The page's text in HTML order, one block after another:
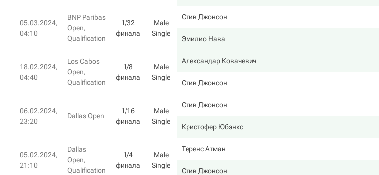
05.03.2024,
04:10
BNP Paribas
Open,
Qualification
1/32
финала
Male
Single
Стив Джонсон
Эмилио Нава
18.02.2024,
04:40
Los Cabos
Open,
Qualification
1/8
финала
Male
Single
Александар Ковачевич
Стив Джонсон
06.02.2024,
23:20
Dallas Open
1/16
финала
Male
Single
Стив Джонсон
Кристофер Юбэнкс
05.02.2024,
21:10
Dallas
Open,
Qualification
1/4
финала
Male
Single
Теренс Атман
Стив Джонсон